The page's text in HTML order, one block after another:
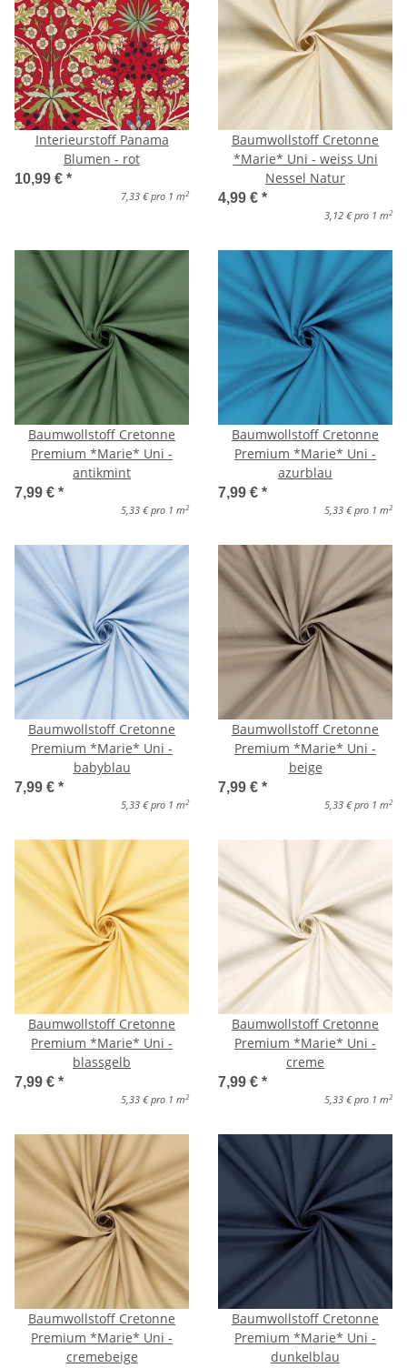
Interieurstoff Panama
Blumen - rot
10,99 € *
7,33 € pro 1 m 2
Baumwollstoff Cretonne
*Marie* Uni - weiss Uni
Nessel Natur
4,99 € *
3,12 € pro 1 m 2
Baumwollstoff Cretonne
Premium *Marie* Uni -
antikmint
7,99 € *
5,33 € pro 1 m 2
Baumwollstoff Cretonne
Premium *Marie* Uni -
azurblau
7,99 € *
5,33 € pro 1 m 2
Baumwollstoff Cretonne
Premium *Marie* Uni -
babyblau
7,99 € *
5,33 € pro 1 m 2
Baumwollstoff Cretonne
Premium *Marie* Uni -
beige
7,99 € *
5,33 € pro 1 m 2
Baumwollstoff Cretonne
Premium *Marie* Uni -
blassgelb
7,99 € *
5,33 € pro 1 m 2
Baumwollstoff Cretonne
Premium *Marie* Uni -
creme
7,99 € *
5,33 € pro 1 m 2
Baumwollstoff Cretonne
Premium *Marie* Uni -
cremebeige
Baumwollstoff Cretonne
Premium *Marie* Uni -
dunkelblau